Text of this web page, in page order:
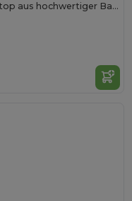
Unisex Strand Tanktop aus hochwertiger Baumwolle